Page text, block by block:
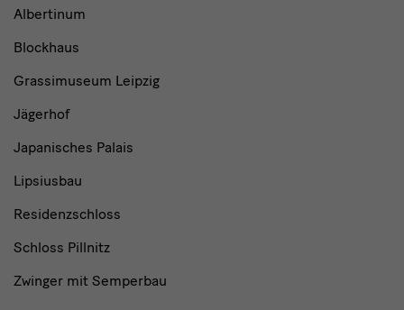
Albertinum
Blockhaus
Grassimuseum Leipzig
Jägerhof
Japanisches Palais
Lipsiusbau
Residenzschloss
Schloss Pillnitz
Zwinger mit Semperbau